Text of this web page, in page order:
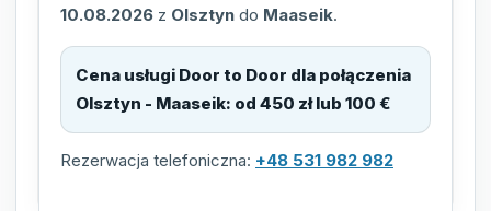
10.08.2026 z Olsztyn do Maaseik.
Cena usługi Door to Door dla połączenia
Olsztyn - Maaseik: od 450 zł lub 100 €
Rezerwacja telefoniczna: +48 531 982 982